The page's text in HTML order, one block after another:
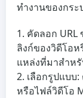
ทำงานของกร
คัดลอก URL
ลิงก์ของวิดีโอ
แหล่งที่มาสำห
เลือกรูปแบบ:
หรือไฟล์วิดีโอ